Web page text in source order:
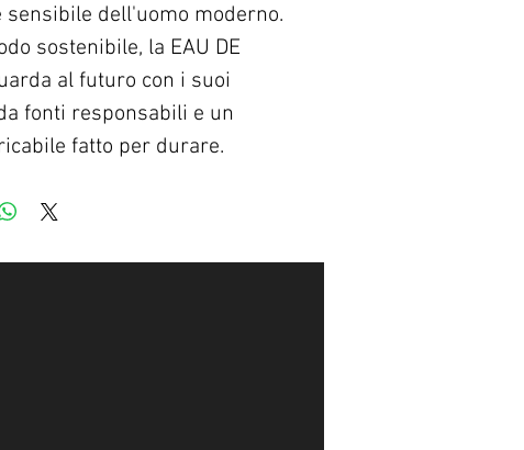
sensibile dell'uomo moderno.
sostenibile, la EAU DE
al futuro con i suoi
fonti responsabili e un
fatto per durare.